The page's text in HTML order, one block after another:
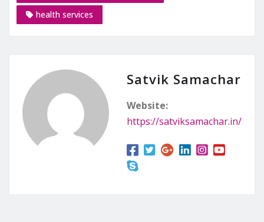
health services
Satvik Samachar
Website:
https://satviksamachar.in/